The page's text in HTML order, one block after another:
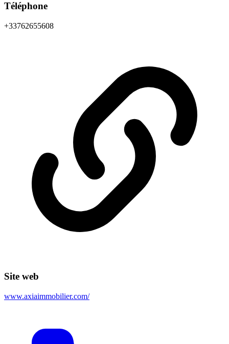
Téléphone
+33762655608
Site web
www.axiaimmobilier.com/